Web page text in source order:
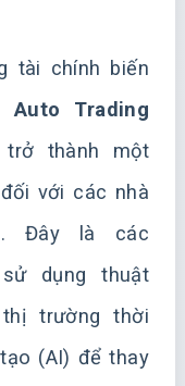
tài chính biến
Auto Trading
thành một
với các nhà
Đây là các
dụng thuật
trường thời
(AI) để thay